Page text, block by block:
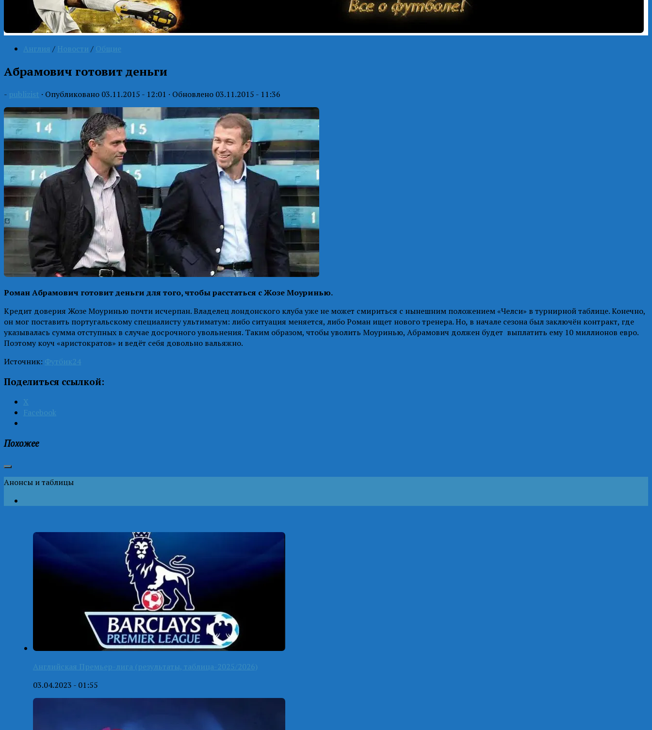
Англия / Новости / Общие
Абрамович готовит деньги
- publizist · Опубликовано 03.11.2015 - 12:01 · Обновлено 03.11.2015 - 11:36
Роман Абрамович готовит деньги для того, чтобы расстаться с Жозе Моуринью.
Кредит доверия Жозе Моуринью почти исчерпан. Владелец лондонского клуба уже не может смириться с нынешним положением «Челси» в турнирной таблице. Конечно,
он мог поставить португальскому специалисту ультиматум: либо ситуация меняется, либо Роман ищет нового тренера. Но, в начале сезона был заключён контракт, где
указывалась сумма отступных в случае досрочного увольнения. Таким образом, чтобы уволить Моуринью, Абрамович должен будет выплатить ему 10 миллионов евро.
Поэтому коуч «аристократов» и ведёт себя довольно вальяжно.
Источник: Футбик24
Поделиться ссылкой:
X
Facebook
Похожее
Анонсы и таблицы
Английская Премьер-лига (результаты, таблица-2025/2026)
03.04.2023 - 01:55